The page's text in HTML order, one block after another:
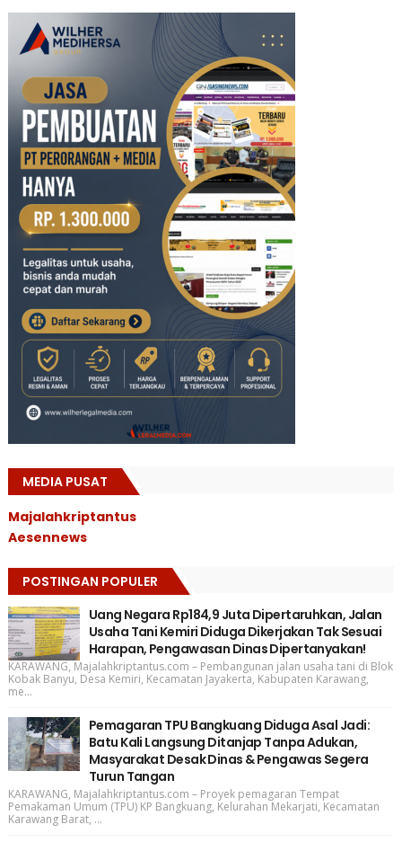
MEDIA PUSAT
Majalahkriptantus
Aesennews
POSTINGAN POPULER
Uang Negara Rp184,9 Juta Dipertaruhkan, Jalan
Usaha Tani Kemiri Diduga Dikerjakan Tak Sesuai
Harapan, Pengawasan Dinas Dipertanyakan!
KARAWANG, Majalahkriptantus.com – Pembangunan jalan usaha tani di Blok
Kobak Banyu, Desa Kemiri, Kecamatan Jayakerta, Kabupaten Karawang,
me...
Pemagaran TPU Bangkuang Diduga Asal Jadi:
Batu Kali Langsung Ditanjap Tanpa Adukan,
Masyarakat Desak Dinas & Pengawas Segera
Turun Tangan
KARAWANG, Majalahkriptantus.com – Proyek pemagaran Tempat
Pemakaman Umum (TPU) KP Bangkuang, Kelurahan Mekarjati, Kecamatan
Karawang Barat, ...